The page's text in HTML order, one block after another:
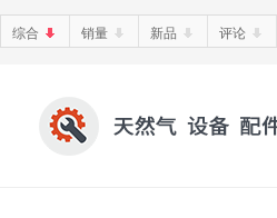
综合 销量 新品 评论